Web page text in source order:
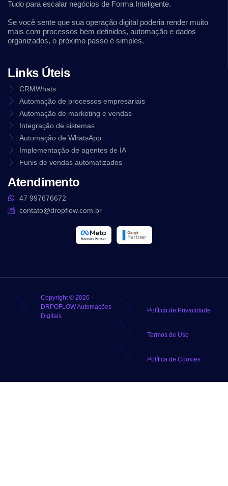
Tudo para escalar negócios de Forma Inteligente.
Se você sente que sua operação digital poderia render muito
mais com processos bem definidos, automação e dados
organizados, o próximo passo é simples.
Links Úteis
CRMWhats
Automação de processos empresariais
Automação de marketing e vendas
Integração de sistemas
Automação de WhatsApp
Implementação de agentes de IA
Funis de vendas automatizados
Atendimento
47 997676672
contato@dropflow.com.br
Copyright © 2026 -
DRPOFLOW Automações
Digitais
Política de Privacidade
Termos de Uso
Política de Cookies